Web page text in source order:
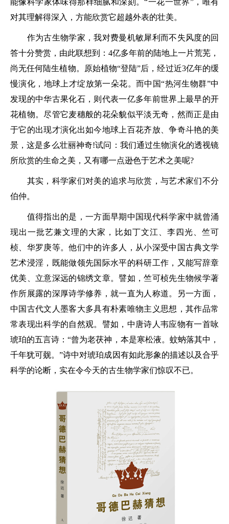
能像科学家体味得那样细腻和深刻。“一花一世界”，唯有
对其理解得深入，方能欣赏它超越外表的壮美。
作为古生物学家，我对费曼机敏犀利而不失风度的回
答十分赞赏，由此联想到：4亿多年前的陆地上一片荒芜，
尚无任何陆生植物。原始植物“登陆”后，经过近3亿年的缓
慢演化，地球上才绽放第一朵花。而中国“热河生物群”中
发现的中华古果化石，则代表一亿多年前世界上最早的开
花植物。尽管它麦穗般的花朵貌似平淡无奇，然而正是由
于它的出现才演化出如今地球上百花齐放、争奇斗艳的美
景，这是多么壮丽神奇!试问：我们通过生物演化的透视镜
所欣赏的生命之美，又有哪一点逊色于艺术之美呢?
其实，科学家们对美的追求与欣赏，与艺术家们不分
伯仲。
值得指出的是，一方面早期中国现代科学家中就曾涌
现出一批艺兼文理的大家，比如丁文江、李四光、竺可
桢、华罗庚等。他们中的许多人，从小深受中国古典文学
艺术浸淫，既能做领先国际水平的科研工作，又能写辞章
优美、立意深远的锦绣文章。譬如，竺可桢先生物候学著
作所展露的深厚诗学修养，就一直为人称道。另一方面，
中国古代文人墨客大多具有朴素唯物主义思想，其作品常
常表现出科学的自然观。譬如，中唐诗人韦应物有一首咏
琥珀的五言诗：“曾为老茯神，本是寒松液。蚊蚋落其中，
千年犹可觌。”诗中对琥珀成因有如此形象的描述以及合乎
科学的论断，实在令今天的古生物学家们惊叹不已。